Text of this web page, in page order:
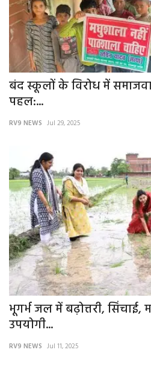
बंद स्कूलों के विरोध में
पहल:...
RV9 NEWS Jul 29, 2025
भूगर्भ जल में बढ़ोत्तरी,
उपयोगी...
RV9 NEWS Jul 11, 2025